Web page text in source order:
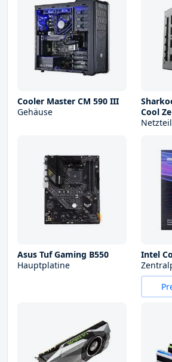
Cooler Master CM 590 III
Gehäuse
Cool
Netzteil
Asus Tuf Gaming B550
Hauptplatine
Intel